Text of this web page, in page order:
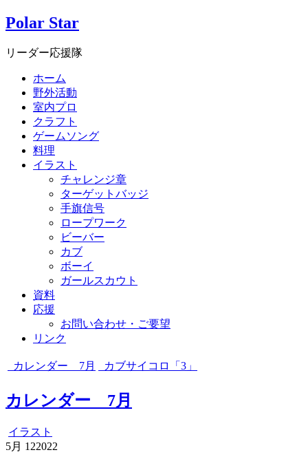
Polar Star
リーダー応援隊
ホーム
野外活動
室内プロ
クラフト
ゲームソング
料理
イラスト
チャレンジ章
ターゲットバッジ
手旗信号
ロープワーク
ビーバー
カブ
ボーイ
ガールスカウト
資料
応援
お問い合わせ・ご要望
リンク
カレンダー 7月 カブサイコロ「3」
カレンダー 7月
イラスト
5月 122022